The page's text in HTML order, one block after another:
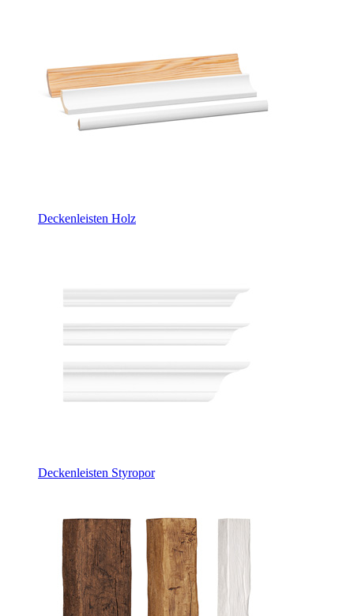
Deckenleisten Holz
Deckenleisten Styropor